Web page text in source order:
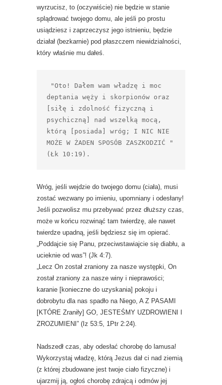
wyrzucisz, to (oczywiście) nie będzie w stanie
splądrować twojego domu, ale jeśli po prostu
usiądziesz i zaprzeczysz jego istnieniu, będzie
działał (bezkarnie) pod płaszczem niewidzialności,
który właśnie mu dałeś.
deptania węży i skorpionów oraz
[siłę i zdolność fizyczną i
psychiczną] nad wszelką mocą,
którą [posiada] wróg; I NIC NIE
MOŻE W ŻADEN SPOSÓB ZASZKODZIĆ "
(Łk 10:19).
Wróg, jeśli wejdzie do twojego domu (ciała), musi
zostać wezwany po imieniu, upomniany i odesłany!
Jeśli pozwolisz mu przebywać przez dłuższy czas,
może w końcu rozwinąć tam twierdzę, ale nawet
twierdze upadną, jeśli będziesz się im opierać.
„Poddajcie się Panu, przeciwstawiajcie się diabłu, a
ucieknie od was”! (Jk 4:7).
„Lecz On został zraniony za nasze występki, On
został zraniony za nasze winy i nieprawości;
karanie [konieczne do uzyskania] pokoju i
dobrobytu dla nas spadło na Niego, A Z PASAMI
[KTÓRE Zraniły] GO, JESTEŚMY UZDROWIENI I
ZROZUMIENI” (Iz 53:5, 1Ptr 2:24).
Nadszedł czas, aby odesłać chorobę do lamusa!
Wykorzystaj władzę, którą Jezus dał ci nad ziemią
(z której zbudowane jest twoje ciało fizyczne) i
ujarzmij ją, ogłoś chorobę zdrajcą i odmów jej